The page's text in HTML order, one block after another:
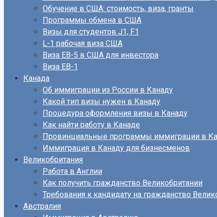
Обучение в США: стоимость, виза, гранты
Программы обмена в США
Визы для студентов J1, F1
L-1 рабочая виза США
Виза EB-5 в США для инвестора
Виза ЕВ-1
Канада
Об иммиграции из России в Канаду
Какой тип визы нужен в Канаду
Процедура оформления визы в Канаду
Как найти работу в Канаде
Провинциальные программы иммиграции в
Иммиграция в Канаду для бизнесменов
Великобритания
Работа в Англии
Как получить гражданство Великобритании
Требования к кандидату на гражданство
Австралия